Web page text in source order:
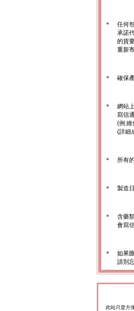
＊
任何
承諾
的貨
重新
＊ 確保
＊
網站
寫信
(例:維
(詳細
＊ 所有
＊ 製造
＊
含藥
會寫
＊
如果
請別
此站只是方